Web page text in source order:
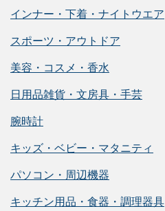
インナー・下着・ナイトウエア
スポーツ・アウトドア
美容・コスメ・香水
日用品雑貨・文房具・手芸
腕時計
キッズ・ベビー・マタニティ
パソコン・周辺機器
キッチン用品・食器・調理器具